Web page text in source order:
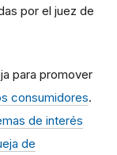
por el juez de
para promover
consumidores.
de interés
de